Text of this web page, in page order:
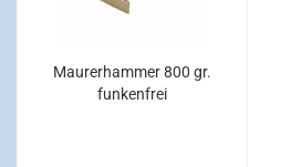
Maurerhammer 800 gr.
funkenfrei